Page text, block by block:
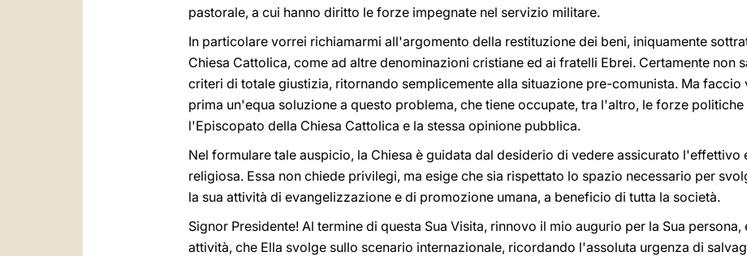
pastorale, a cui hanno diritto le forze impegnate nel servizio militare.
In particolare vorrei richiamarmi all'argomento della restituzione dei beni, iniquamente
Chiesa Cattolica, come ad altre denominazioni cristiane ed ai fratelli Ebrei. Certamente non
criteri di totale giustizia, ritornando semplicemente alla situazione pre-comunista. Ma faccio
prima un'equa soluzione a questo problema, che tiene occupate, tra l'altro, le forze politiche
l'Episcopato della Chiesa Cattolica e la stessa opinione pubblica.
Nel formulare tale auspicio, la Chiesa è guidata dal desiderio di vedere assicurato l'effettivo
religiosa. Essa non chiede privilegi, ma esige che sia rispettato lo spazio necessario per
la sua attività di evangelizzazione e di promozione umana, a beneficio di tutta la società.
Signor Presidente! Al termine di questa Sua Visita, rinnovo il mio augurio per la Sua
attività, che Ella svolge sullo scenario internazionale, ricordando l'assoluta urgenza di